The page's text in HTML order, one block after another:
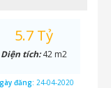
5.7 Tỷ
Diện tích:42 m2
đăng: 24-04-2020